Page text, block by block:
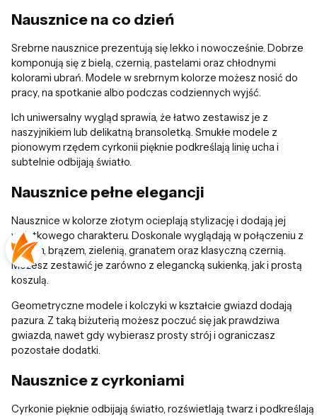
Nausznice na co dzień
Srebrne nausznice prezentują się lekko i nowocześnie. Dobrze
komponują się z bielą, czernią, pastelami oraz chłodnymi
kolorami ubrań. Modele w srebrnym kolorze możesz nosić do
pracy, na spotkanie albo podczas codziennych wyjść.
Ich uniwersalny wygląd sprawia, że łatwo zestawisz je z
naszyjnikiem lub delikatną bransoletką. Smukłe modele z
pionowym rzędem cyrkonii pięknie podkreślają linię ucha i
subtelnie odbijają światło.
Nausznice pełne elegancji
Nausznice w kolorze złotym ocieplają stylizację i dodają jej
wyjątkowego charakteru. Doskonale wyglądają w połączeniu z
beżem, brązem, zielenią, granatem oraz klasyczną czernią.
Możesz zestawić je zarówno z elegancką sukienką, jak i prostą
koszulą.
Geometryczne modele i kolczyki w kształcie gwiazd dodają
pazura. Z taką biżuterią możesz poczuć się jak prawdziwa
gwiazda, nawet gdy wybierasz prosty strój i ograniczasz
pozostałe dodatki.
Nausznice z cyrkoniami
Cyrkonie pięknie odbijają światło, rozświetlają twarz i podkreślają